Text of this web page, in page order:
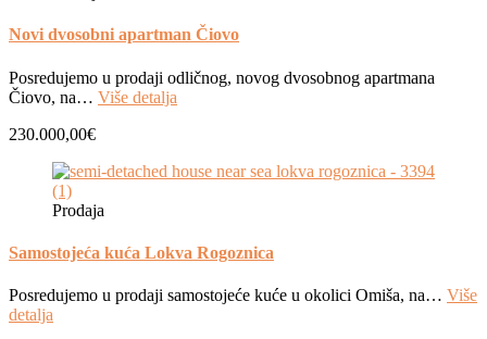
Novi dvosobni apartman Čiovo
Posredujemo u prodaji odličnog, novog dvosobnog apartmana
Čiovo, na… Više detalja
230.000,00€
Prodaja
Samostojeća kuća Lokva Rogoznica
Posredujemo u prodaji samostojeće kuće u okolici Omiša, na… Više
detalja